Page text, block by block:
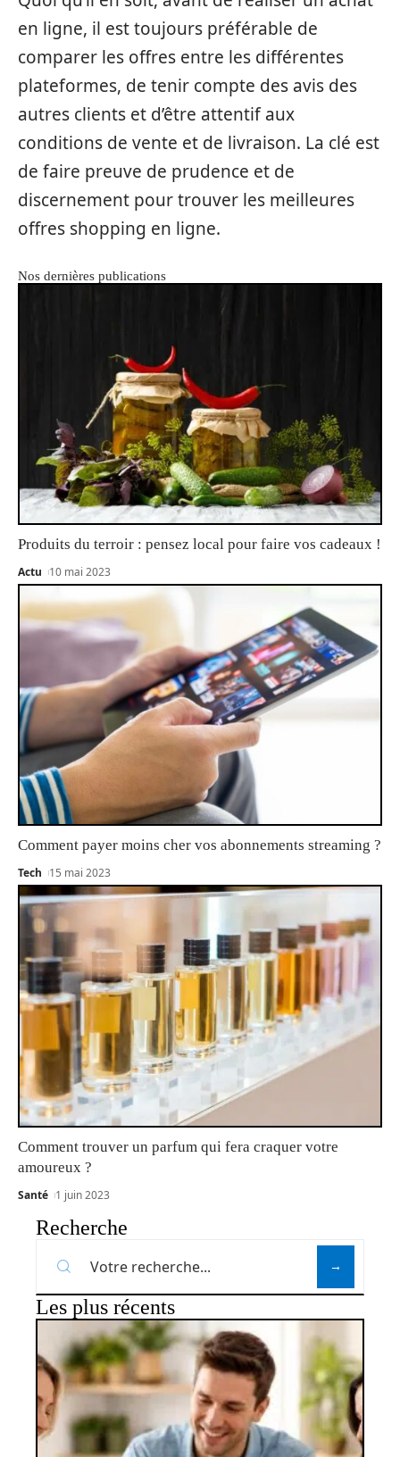
en ligne, il est toujours préférable de
comparer les offres entre les différentes
plateformes, de tenir compte des avis des
autres clients et d’être attentif aux
conditions de vente et de livraison. La clé est
de faire preuve de prudence et de
discernement pour trouver les meilleures
offres shopping en ligne.
Nos dernières publications
Produits du terroir : pensez local pour faire vos cadeaux !
Actu 10 mai 2023
Comment payer moins cher vos abonnements streaming ?
Tech 15 mai 2023
Comment trouver un parfum qui fera craquer votre
amoureux ?
Santé 1 juin 2023
Recherche
Les plus récents